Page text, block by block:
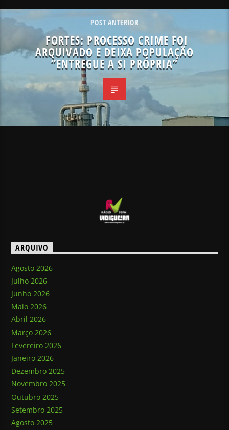
POST ANTERIOR
FORTES: PROCESSO CRIME FOI
ARQUIVADO E DEIXA POPULAÇÃO
“ENTREGUE A SI PRÓPRIA”
ARQUIVO
Agosto 2026
Julho 2026
Junho 2026
Maio 2026
Abril 2026
Março 2026
Fevereiro 2026
Janeiro 2026
Dezembro 2025
Novembro 2025
Outubro 2025
Setembro 2025
Agosto 2025